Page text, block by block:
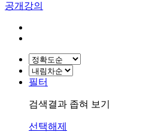
공개강의
필터
검색결과 좁혀 보기
선택해제